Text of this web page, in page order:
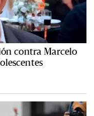
contra Marcelo